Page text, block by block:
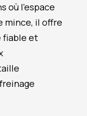
où l'espace
mince, il offre
fiable et